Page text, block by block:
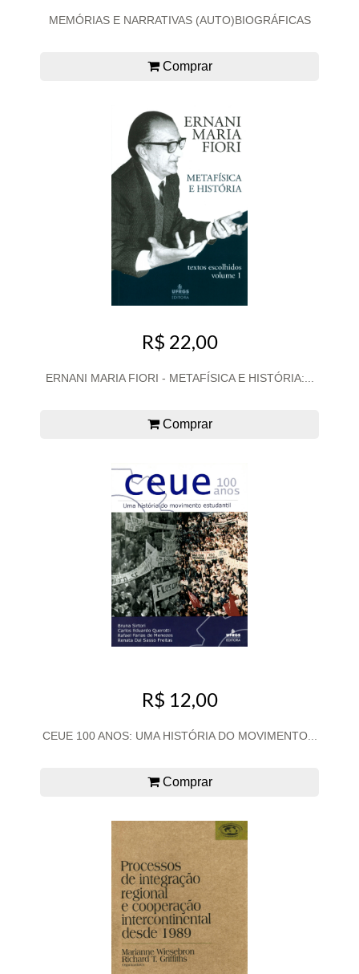
MEMÓRIAS E NARRATIVAS (AUTO)BIOGRÁFICAS
Comprar
R$ 22,00
ERNANI MARIA FIORI - METAFÍSICA E HISTÓRIA:...
Comprar
R$ 12,00
CEUE 100 ANOS: UMA HISTÓRIA DO MOVIMENTO...
Comprar